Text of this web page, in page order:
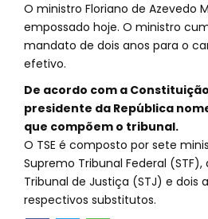
O ministro Floriano de Azevedo
empossado hoje. O ministro
mandato de dois anos para o
efetivo.
De acordo com a
presidente da República
que compõem o tribunal.
O TSE é composto por sete
Supremo Tribunal Federal (STF),
Tribunal de Justiça (STJ) e dois
respectivos substitutos.